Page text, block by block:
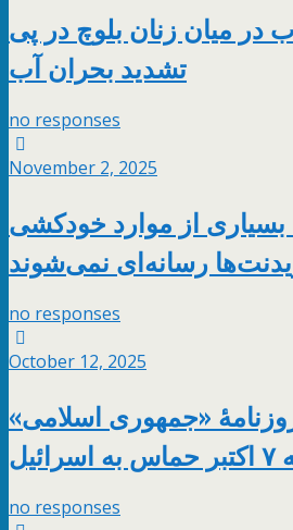
در میان زنان بلوچ در پی
تشدید بحران آب
no responses
November 2, 2025
از موارد خودکشی
رسانه‌ای نمی‌شوند
no responses
October 12, 2025
«جمهوری اسلامی»
no responses